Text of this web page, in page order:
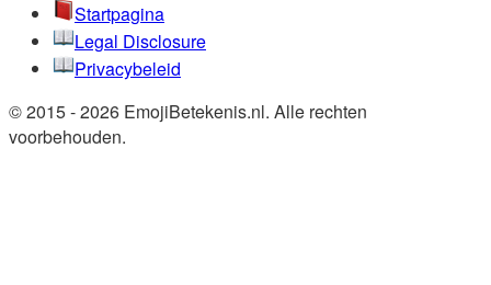
Startpagina
Legal Disclosure
Privacybeleid
© 2015 - 2026 EmojiBetekenis.nl. Alle rechten
voorbehouden.